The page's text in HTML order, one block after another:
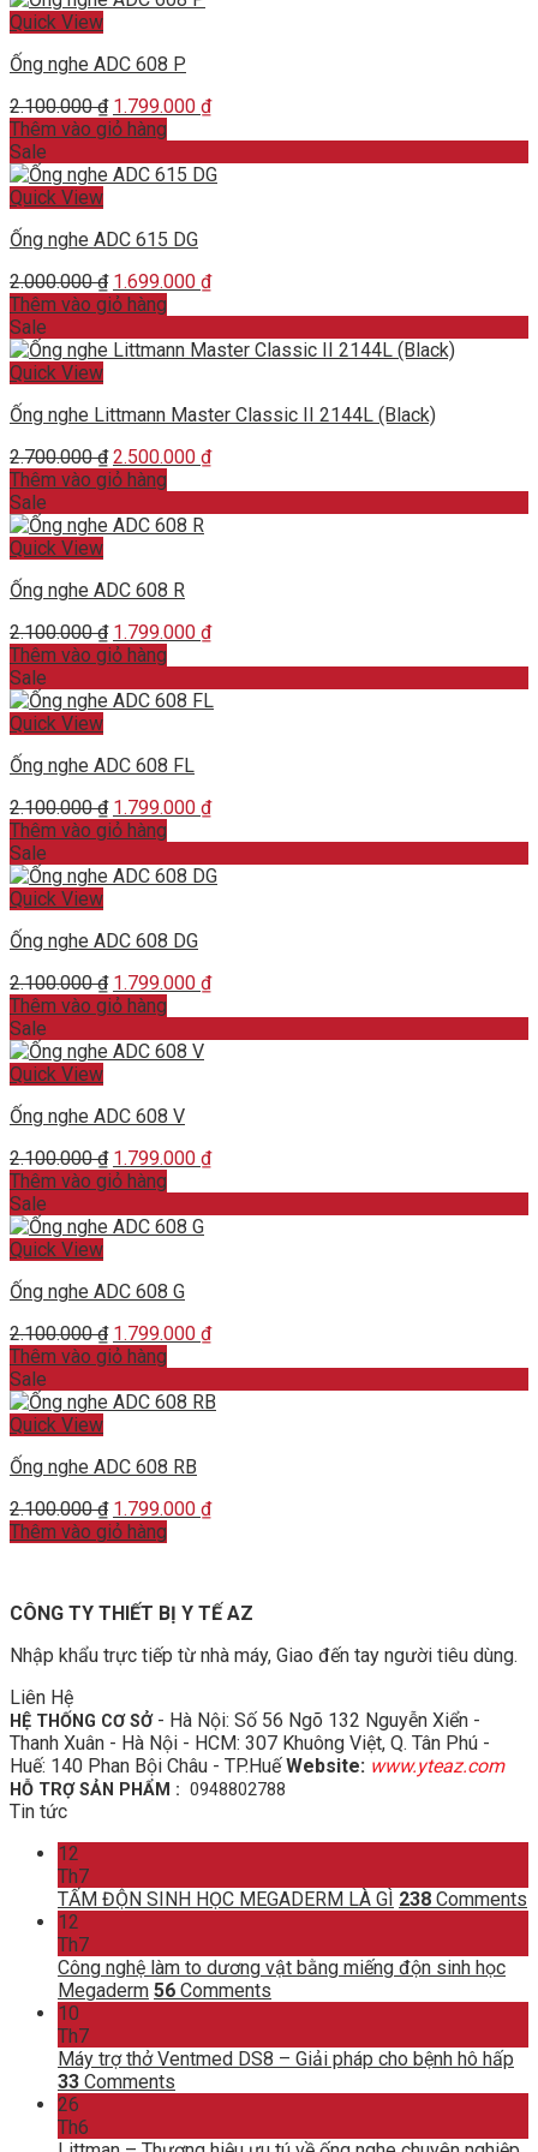
Quick View
Ống nghe ADC 608 P
2.100.000₫ Original
price
2.100.000 ₫.
1.799.000 ₫Current
1.799.000 ₫.
Thêm vào giỏ hàng
Sale
Quick View
Ống nghe ADC 615 DG
2.000.000₫ Original
price
2.000.000 ₫.
1.699.000 ₫Current
1.699.000 ₫.
Thêm vào giỏ hàng
Sale
Quick View
Ống nghe Littmann Master Classic II 2144L (Black)
2.700.000₫ Original
price
2.700.000 ₫.
2.500.000 ₫Current
Thêm vào giỏ hàng
Sale
Quick View
Ống nghe ADC 608 R
2.100.000₫ Original
price
2.100.000 ₫.
1.799.000 ₫Current
1.799.000 ₫.
Thêm vào giỏ hàng
Sale
Quick View
Ống nghe ADC 608 FL
2.100.000₫ Original
price
2.100.000 ₫.
1.799.000 ₫Current
1.799.000 ₫.
Thêm vào giỏ hàng
Sale
Quick View
Ống nghe ADC 608 DG
2.100.000₫ Original
price
2.100.000 ₫.
1.799.000 ₫Current
Thêm vào giỏ hàng
Sale
Quick View
Ống nghe ADC 608 V
2.100.000₫ Original
price
2.100.000 ₫.
1.799.000 ₫Current
Thêm vào giỏ hàng
Sale
Quick View
Ống nghe ADC 608 G
2.100.000₫ Original
price
2.100.000 ₫.
1.799.000 ₫Current
1.799.000 ₫.
Thêm vào giỏ hàng
Sale
Quick View
Ống nghe ADC 608 RB
2.100.000₫ Original
price
1.799.000 ₫Current
Thêm vào giỏ hàng
CÔNG TY THIẾT BỊ Y TẾ AZ
Nhập khẩu trực tiếp từ nhà máy, Giao đến tay người tiêu dùng.
Liên Hệ
HỆ THỐNG CƠ SỞ - Hà Nội: Số 56 Ngõ 132 Nguyễn Xiển -
Thanh Xuân - Hà Nội - HCM: 307 Khuông Việt, Q. Tân Phú -
Huế: 140 Phan Bội Châu - TP.HuếWebsite: www.yteaz.com
HỖ TRỢ SẢN PHẨM : 0948802788
Tin tức
12
Th7
TẤM ĐỘN SINH HỌC MEGADERM LÀ GÌ 238 Comments
12
Th7
Công nghệ làm to dương vật bằng miếng độn sinh học
Megaderm 56 Comments
10
Th7
Máy trợ thở Ventmed DS8 – Giải pháp cho bệnh hô hấp
33 Comments
26
Th6